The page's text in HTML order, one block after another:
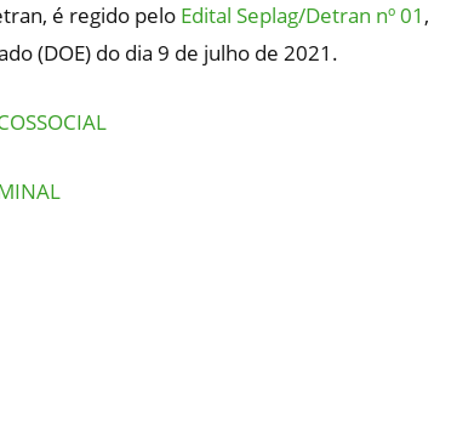
é regido pelo Edital Seplag/Detran nº 01 ,
(DOE) do dia 9 de julho de 2021.